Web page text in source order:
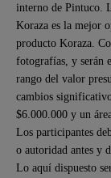
interno de Pintuco.
Koraza es la mejor
producto Koraza.
fotografías, y serán
rango del valor
cambios
$6.000.000 y un
Los participantes
o autoridad antes y
Lo aquí dispuesto